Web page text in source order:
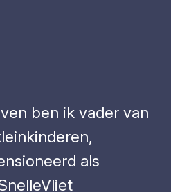
ben ik vader van
als